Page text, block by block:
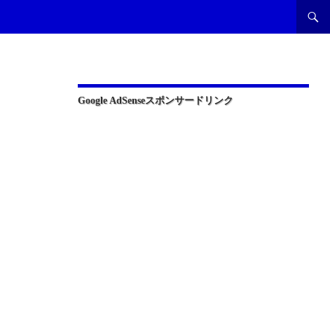
Google AdSenseスポンサードリンク